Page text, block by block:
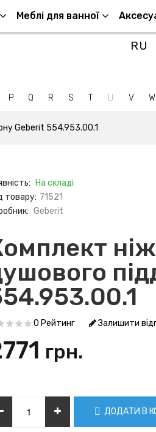
RU
Меблі для ванної
P Q R S T U V W
Geberit 554.953.00.1
На складі
товару: 71521
Geberit
0 Рейтинг Залишити
грн.
ДОДАТИ В